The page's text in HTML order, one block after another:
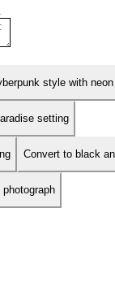
style with
setting
Convert to black